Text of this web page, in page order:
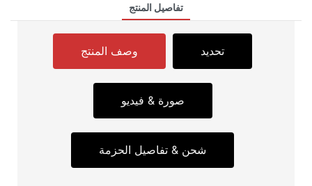
تفاصيل المنتج
وصف المنتج تحديد
صورة & فيديو
شحن & تفاصيل الحزمة